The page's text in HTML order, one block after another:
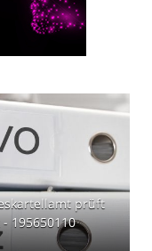
prüft
195650110